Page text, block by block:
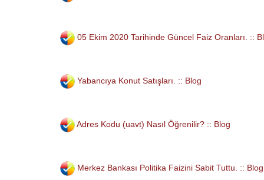
05 Ekim 2020 Tarihinde Güncel Faiz Oranları. ::
Yabancıya Konut Satışları. :: Blog
Adres Kodu (uavt) Nasıl Öğrenilir? :: Blog
Merkez Bankası Politika Faizini Sabit Tuttu. :: Blog